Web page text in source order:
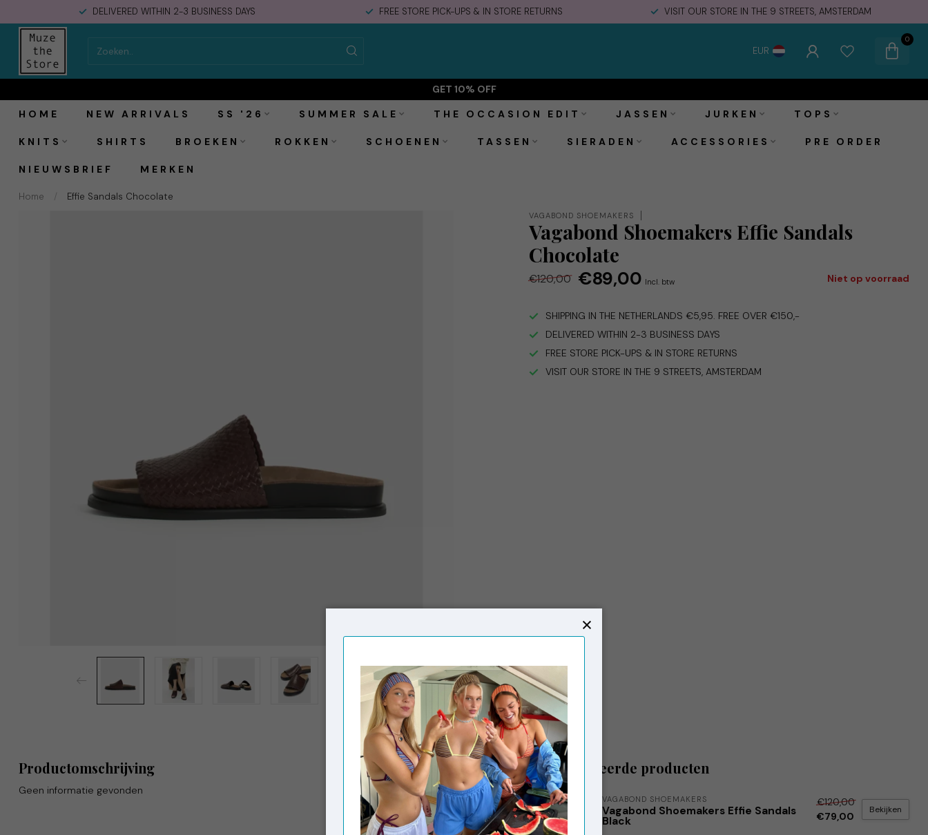
DELIVERED WITHIN 2-3 BUSINESS DAYS FREE STORE PICK-UPS & IN STORE RETURNS VISIT OUR STORE IN THE 9 STREETS, AMSTERDAM
EUR
0
GET 10% OFF
HOME
NEW ARRIVALS SS '26 SUMMER SALE THE OCCASION EDIT JASSEN JURKEN TOPS
KNITS SHIRTS BROEKEN ROKKEN SCHOENEN TASSEN SIERADEN ACCESSORIES PRE ORDER
NIEUWSBRIEF MERKEN
Home / Effie Sandals Chocolate
VAGABOND SHOEMAKERS
Vagabond Shoemakers Effie Sandals
Chocolate
€120,00 €89,00 Incl. btw Niet op voorraad
SHIPPING IN THE NETHERLANDS €5,95. FREE OVER €150,-
DELIVERED WITHIN 2-3 BUSINESS DAYS
FREE STORE PICK-UPS & IN STORE RETURNS
VISIT OUR STORE IN THE 9 STREETS, AMSTERDAM
Productomschrijving
Geen informatie gevonden
Gerelateerde producten
VAGABOND SHOEMAKERS
Vagabond Shoemakers Effie Sandals
Black
€120,00
€79,00
Bekijken